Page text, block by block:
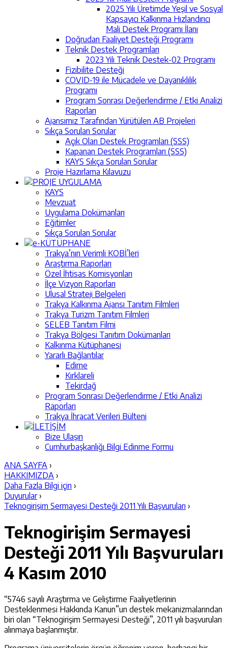
2025 Yılı Üretimde Yeşil ve Sosyal
Kapsayıcı Kalkınma Hızlandırıcı
Mali Destek Programı İlanı
Doğrudan Faaliyet Desteği Programı
Teknik Destek Programları
2023 Yılı Teknik Destek-02 Programı
Fizibilite Desteği
COVID-19 ile Mücadele ve Dayanıklılık
Programı
Program Sonrası Değerlendirme / Etki Analizi
Raporları
Ajansımız Tarafından Yürütülen AB Projeleri
Sıkça Sorulan Sorular
Açık Olan Destek Programları (SSS)
Kapanan Destek Programları (SSS)
KAYS Sıkça Sorulan Sorular
Proje Hazırlama Kılavuzu
PROJE UYGULAMA
KAYS
Mevzuat
Uygulama Dokümanları
Eğitimler
Sıkça Sorulan Sorular
e-KÜTÜPHANE
Trakya’nın Verimli KOBİ’leri
Araştırma Raporları
Özel İhtisas Komisyonları
İlçe Vizyon Raporları
Ulusal Strateji Belgeleri
Trakya Kalkınma Ajansı Tanıtım Filmleri
Trakya Turizm Tanıtım Filmleri
SELEB Tanıtım Filmi
Trakya Bölgesi Tanıtım Dokümanları
Kalkınma Kütüphanesi
Yararlı Bağlantılar
Edirne
Kırklareli
Tekirdağ
Program Sonrası Değerlendirme / Etki Analizi
Raporları
Trakya İhracat Verileri Bülteni
İLETİŞİM
Bize Ulaşın
Cumhurbaşkanlığı Bilgi Edinme Formu
ANA SAYFA ›
HAKKIMIZDA ›
Daha Fazla Bilgi için ›
Duyurular ›
Teknogirişim Sermayesi Desteği 2011 Yılı Başvuruları ›
Teknogirişim Sermayesi
Desteği 2011 Yılı Başvuruları
4 Kasım 2010
“5746 sayılı Araştırma ve Geliştirme Faaliyetlerinin
Desteklenmesi Hakkında Kanun”un destek mekanizmalarından
biri olan “Teknogirişim Sermayesi Desteği”, 2011 yılı başvuruları
alınmaya başlanmıştır.